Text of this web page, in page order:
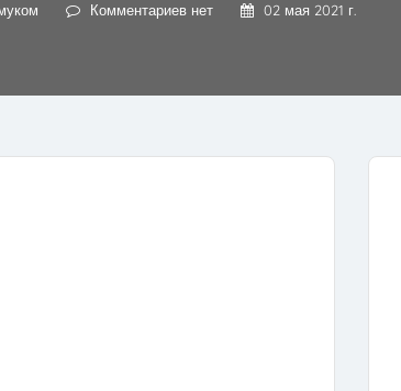
Комментариев нет 02 мая 2021 г.